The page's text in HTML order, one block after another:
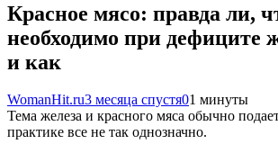
Красное мясо: правда ли,
необходимо при дефиците
и как
WomanHit.ru3 месяца спустя01 минуты
Тема железа и красного мяса обычно
практике все не так однозначно.